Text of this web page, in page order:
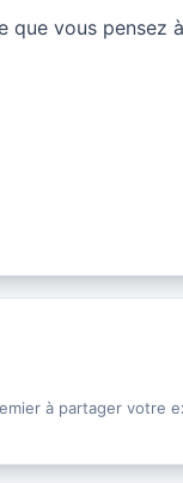
que vous
à partager votre